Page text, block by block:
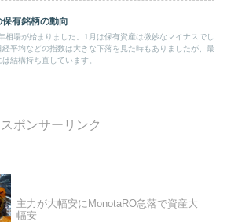
保有銘柄の動向
相場が始まりました。1月は保有資産は微妙なマイナスでし
経平均などの指数は大きな下落を見た時もありましたが、最
結構持ち直しています。
スポンサーリンク
主力が大幅安にMonotaRO急落で資産大
幅安